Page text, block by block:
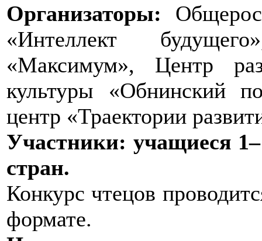
Организаторы:
«Интеллект
«Максимум», Центр
культуры «Обнинский
центр «Траектории
Участники: учащиеся
стран.
Конкурс чтецов
формате.